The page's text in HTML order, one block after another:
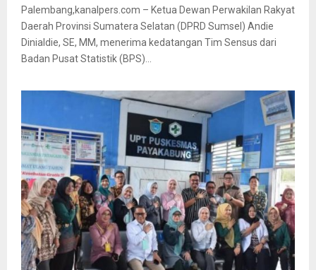
Palembang,kanalpers.com – Ketua Dewan Perwakilan Rakyat
Daerah Provinsi Sumatera Selatan (DPRD Sumsel) Andie
Dinialdie, SE, MM, menerima kedatangan Tim Sensus dari
Badan Pusat Statistik (BPS)...